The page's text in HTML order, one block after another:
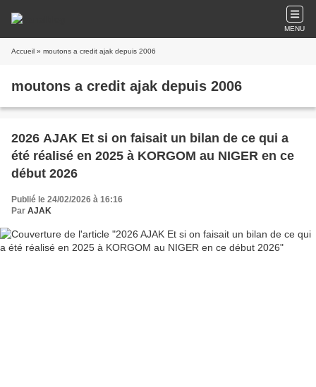
MENU
Accueil » moutons a credit ajak depuis 2006
moutons a credit ajak depuis 2006
2026 AJAK Et si on faisait un bilan de ce qui a
été réalisé en 2025 à KORGOM au NIGER en ce
début 2026
Publié le 24/02/2026 à 16:16
Par AJAK